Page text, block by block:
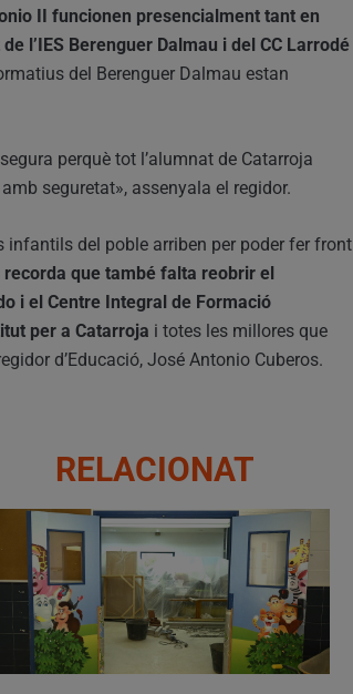
II funcionen presencialment tant en
l’IES Berenguer Dalmau i del CC Larrodé
del Berenguer Dalmau estan
perquè tot l’alumnat de Catarroja
seguretat», assenyala el regidor.
infantils del poble arriben per poder fer front
recorda que també falta reobrir el
i el Centre Integral de Formació
per a Catarroja i totes les millores que
d’Educació, José Antonio Cuberos.
RELACIONAT